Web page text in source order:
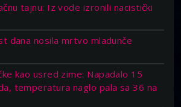
tajnu: Iz vode izronili nacistički
dana nosila mrtvo mladunče
kao usred zime: Napadalo 15
temperatura naglo pala sa 36 na